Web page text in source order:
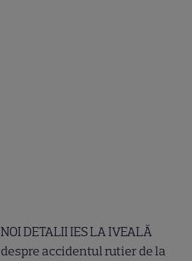
NOI DETALII IES LA IVEALĂ
despre accidentul rutier de la